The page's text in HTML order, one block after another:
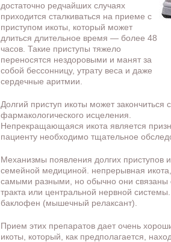
достаточно редчайших случаях
приходится сталкиваться на приеме с
приступом икоты, который может
длиться длительное время — более 48
часов. Такие приступы тяжело
переносятся нездоровыми и манят за
собой бессонницу, утрату веса и даже
сердечные аритмии.
Долгий приступ икоты может
фармакологического исцеления.
Непрекращающаяся икота является
пациенту необходимо тщательное
Механизмы появления долгих приступов
семейной медициной. непрерывная
самыми разными, но обычно они связаны
тракта или центральной нервной
баклофен (мышечный релаксант).
Прием этих препаратов дает очень
икоты, который, как предполагается,